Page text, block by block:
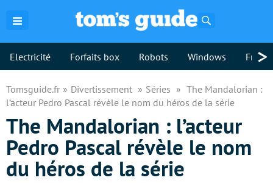
Electricité Forfaits box Robots Windows >
Tomsguide.fr Divertissement Séries
The Mandalorian :
l’acteur Pedro Pascal révèle le nom du héros de la série
The Mandalorian : l’acteur
Pedro Pascal révèle le nom
du héros de la série